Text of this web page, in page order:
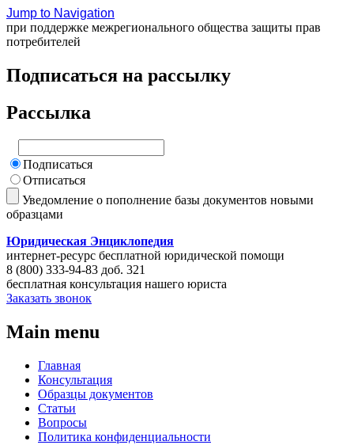
Jump to Navigation
при поддержке межрегионального общества защиты прав
потребителей
Подписаться на рассылку
Рассылка
Подписаться
Отписаться
Уведомление о пополнение базы документов новыми
образцами
Юридическая Энциклопедия
интернет-ресурс бесплатной юридической помощи
8 (800) 333-94-83 доб. 321
бесплатная консультация нашего юриста
Заказать звонок
Main menu
Главная
Консультация
Образцы документов
Статьи
Вопросы
Политика конфиденциальности